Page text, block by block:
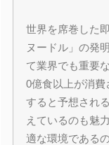
世界を席巻した
ヌードル」の発
て業界でも重要
0億食以上が消
すると予想され
えているのも魅
適な環境である